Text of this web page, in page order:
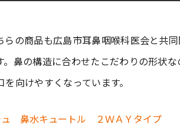
の商品も広島市耳鼻咽喉科医会と共
鼻の構造に合わせたこだわりの形状な
向けやすくなっています。